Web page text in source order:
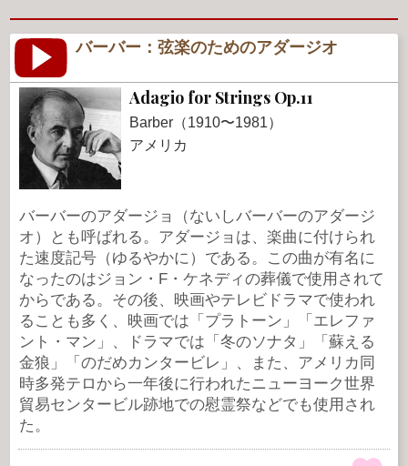
バーバー：弦楽のためのアダージオ
Adagio for Strings Op.11
Barber（1910〜1981）
アメリカ
バーバーのアダージョ（ないしバーバーのアダージ
オ）とも呼ばれる。アダージョは、楽曲に付けられ
た速度記号（ゆるやかに）である。この曲が有名に
なったのはジョン・F・ケネディの葬儀で使用されて
からである。その後、映画やテレビドラマで使われ
ることも多く、映画では「プラトーン」「エレファ
ント・マン」、ドラマでは「冬のソナタ」「蘇える
金狼」「のだめカンタービレ」、また、アメリカ同
時多発テロから一年後に行われたニューヨーク世界
貿易センタービル跡地での慰霊祭などでも使用され
た。